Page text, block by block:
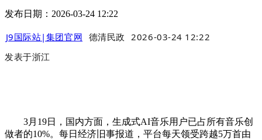
发布日期：2026-03-24 12:22
J9国际站|集团官网 德清民政
2026-03-24 12:22
发表于浙江
3月19日，国内方面，生成式AI音乐用户已占所有音乐创
做者的10%。每日经济旧事报道，平台每天领受跨越5万首由